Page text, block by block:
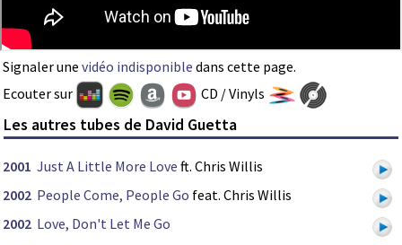
Signaler une vidéo indisponible dans cette page.
Ecouter sur
CD / Vinyls
Les autres tubes de David Guetta
2001 Just A Little More Love ft. Chris Willis
2002 People Come, People Go feat. Chris Willis
2002 Love, Don't Let Me Go